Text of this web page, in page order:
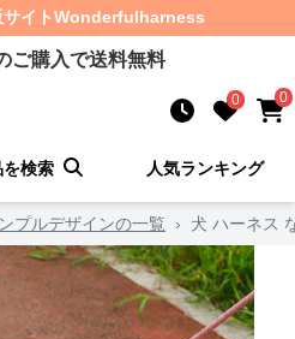
イトWonderfulharness
ご購入で送料無料
0 0
を検索 人気ランキング
プルデザインの一覧 › 犬 ハーネス